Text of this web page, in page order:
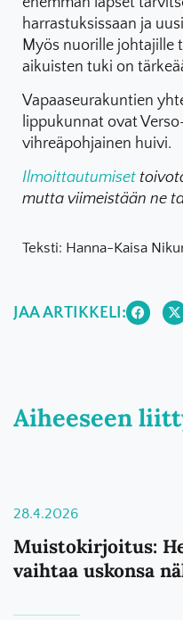
harrastuksissaan ja
Myös nuorille johtajille
aikuisten tuki on
Vapaaseurakuntien
lippukunnat ovat
vihreäpohjainen huivi.
Ilmoittautumiset
mutta viimeistään ne
Teksti: Hanna-Kaisa
JAA ARTIKKELI:
Aiheeseen
28.4.2026
Muistokirjoitus:
vaihtaa uskonsa